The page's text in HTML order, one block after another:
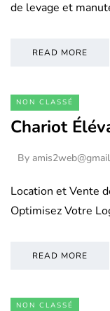
de levage et
READ MORE
NON CLASSÉ
Chariot
By
Location et Vente
Optimisez Votre
READ MORE
NON CLASSÉ